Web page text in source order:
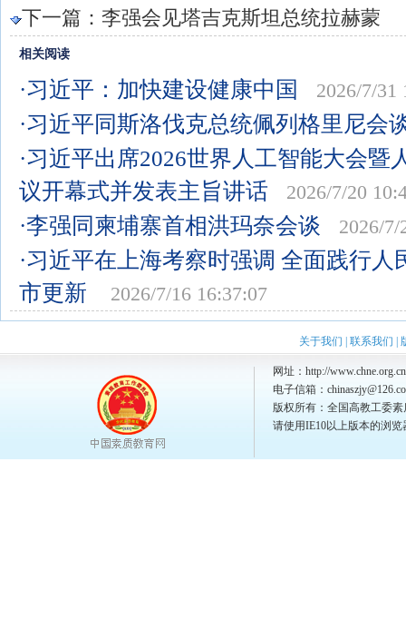
下一篇： 李强会见塔吉克斯坦总统拉赫蒙
相关阅读
·习近平：加快建设健康中国 2026/7/31
·习近平同斯洛伐克总统佩列格里尼会
·习近平出席2026世界人工智能大会暨
议开幕式并发表主旨讲话
2026/7/20
·李强同柬埔寨首相洪玛奈会谈 2026/7/
·习近平在上海考察时强调 全面践行
市更新
2026/7/16 16:37:07
关于我们 联系我们
网址：http://www.chne.org.cn
电子信箱：
版权所有：全国高教工委
请使用IE10以上版本的浏